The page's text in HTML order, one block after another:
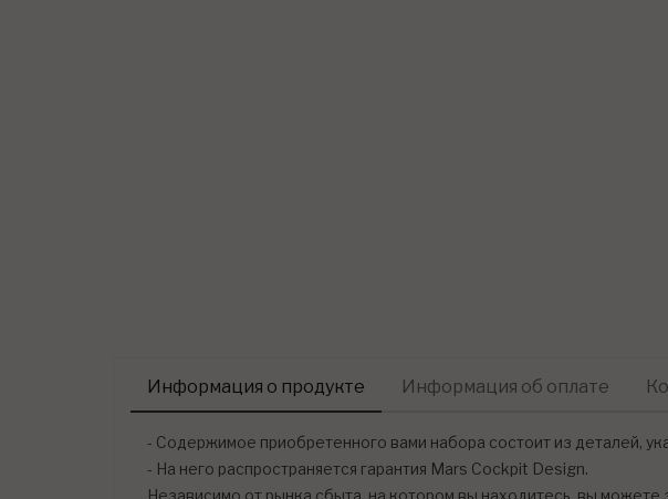
Информация о продукте Информация об оплате
- Содержимое приобретенного вами набора состоит из деталей,
- На него распространяется гарантия Mars Cockpit Design.
Независимо от рынка сбыта, на котором вы находитесь, вы